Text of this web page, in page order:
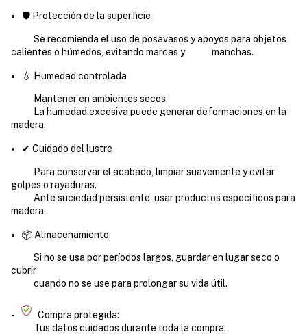
🛡️ Protección de la superficie
Se recomienda el uso de posavasos y apoyos para objetos
calientes o húmedos, evitando marcas y manchas.
💧 Humedad controlada
Mantener en ambientes secos.
La humedad excesiva puede generar deformaciones en la
madera.
✔ Cuidado del lustre
Para conservar el acabado, limpiar suavemente y evitar
golpes o rayaduras.
Ante suciedad persistente, usar productos específicos para
madera.
📦 Almacenamiento
Si no se usa por períodos largos, guardar en lugar seco o
cubrir
cuando no se use para prolongar su vida útil.
-
Compra protegida:
Tus datos cuidados durante toda la compra.